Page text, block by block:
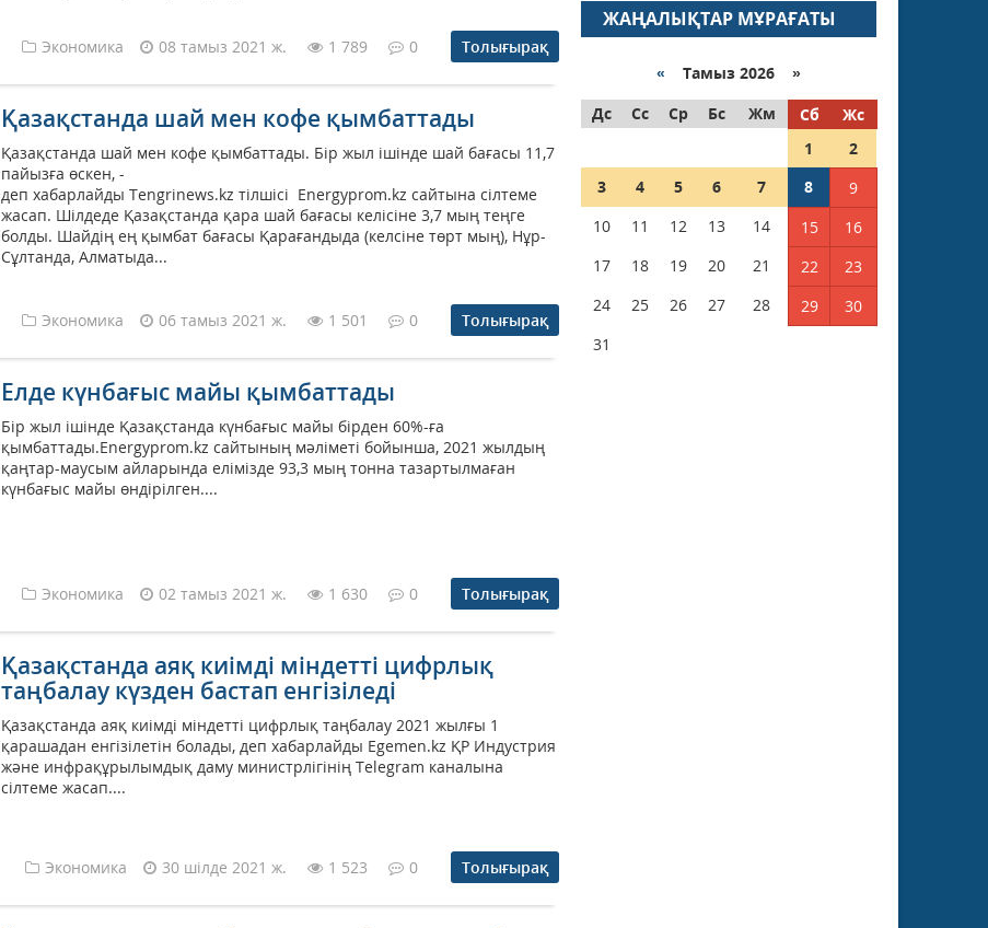
Экономика 08 тамыз 2021 ж. 1 789 0 Толығырақ
Қазақстанда шай мен кофе қымбаттады
Қазақстанда шай мен кофе қымбаттады. Бір жыл ішінде шай бағасы 11,7
пайызға өскен, -
деп хабарлайды Tengrinews.kz тілшісі Energyprom.kz сайтына сілтеме
жасап. Шілдеде Қазақстанда қара шай бағасы келісіне 3,7 мың теңге
болды. Шайдің ең қымбат бағасы Қарағандыда (келсіне төрт мың), Нұр-
Сұлтанда, Алматыда...
Экономика 06 тамыз 2021 ж. 1 501 0 Толығырақ
Елде күнбағыс майы қымбаттады
Бір жыл ішінде Қазақстанда күнбағыс майы бірден 60%-ға
қымбаттады.Energyprom.kz сайтының мәліметі бойынша, 2021 жылдың
қаңтар-маусым айларында елімізде 93,3 мың тонна тазартылмаған
күнбағыс майы өндірілген....
Экономика 02 тамыз 2021 ж. 1 630 0 Толығырақ
Қазақстанда аяқ киімді міндетті цифрлық
таңбалау күзден бастап енгізіледі
Қазақстанда аяқ киімді міндетті цифрлық таңбалау 2021 жылғы 1
қарашадан енгізілетін болады, деп хабарлайды Egemen.kz ҚР Индустрия
және инфрақұрылымдық даму министрлігінің Telegram каналына
сілтеме жасап....
Экономика 30 шілде 2021 ж. 1 523 0 Толығырақ
ЖАҢАЛЫҚТАР МҰРАҒАТЫ
« Тамыз 2026 »
Дс
Сс Ср Бс Жм Сб
Жс
1
2
3
4 5 6 7 8
9
10
11 12 13 14 15
16
17
18 19 20 21 22
23
24
25 26 27 28 29
30
31